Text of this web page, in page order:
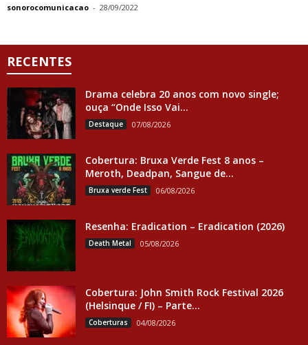
sonorocomunicacao - 28/09/2022
RECENTES
Drama celebra 20 anos com novo single;
ouça “Onde Isso Vai...
Destaque 07/08/2026
Cobertura: Bruxa Verde Fest 8 anos –
Meroth, Deadpan, Sangue de...
Bruxa verde Fest 06/08/2026
Resenha: Eradication – Eradication (2026)
Death Metal 05/08/2026
Cobertura: John Smith Rock Festival 2026
(Helsinque / FI) – Parte...
Coberturas 04/08/2026